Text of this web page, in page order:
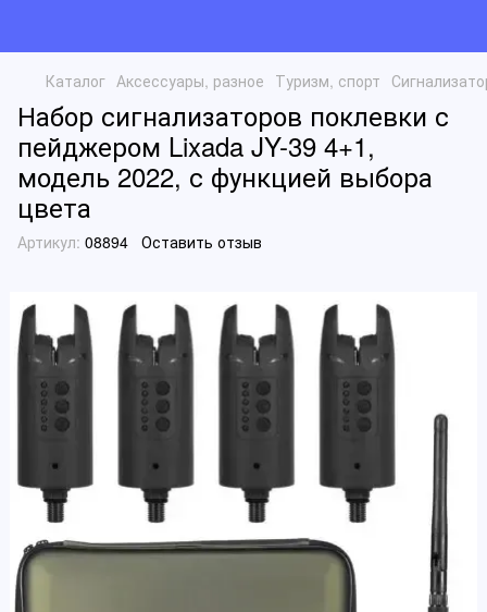
Каталог Аксессуары, разное Туризм, спорт
Набор сигнализаторов поклевки с
пейджером Lixada JY-39 4+1,
модель 2022, с функцией выбора
цвета
Артикул: 08894 Оставить отзыв